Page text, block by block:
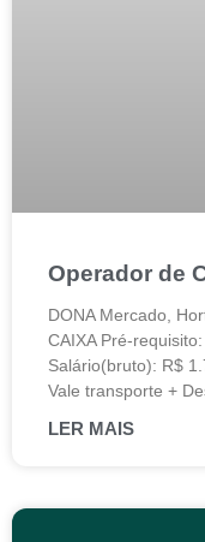
Operador de
DONA Mercado,
CAIXA Pré-
Salário(bruto): R$
Vale transporte +
LER MAIS